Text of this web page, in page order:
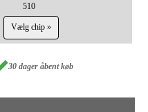
510
Vælg chip »
30 dager åbent køb